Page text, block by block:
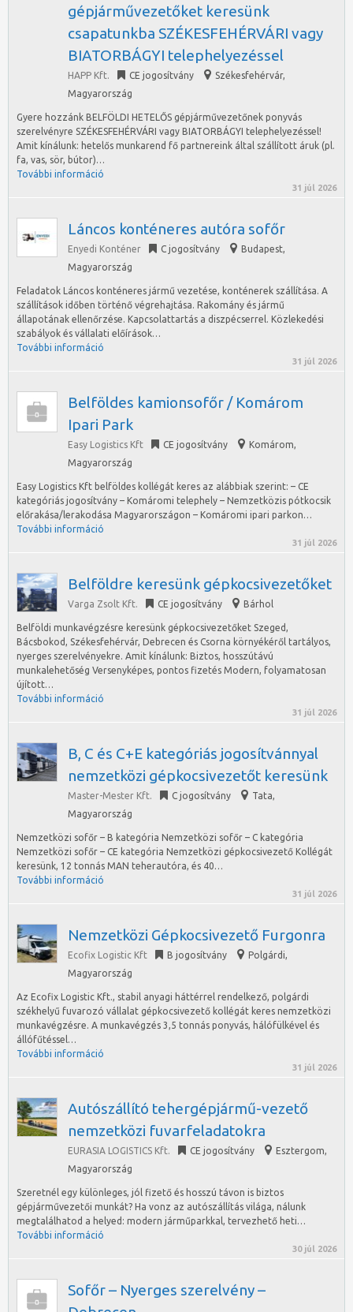
gépjárművezetőket keresünk
csapatunkba SZÉKESFEHÉRVÁRI vagy
BIATORBÁGYI telephelyezéssel
HAPP Kft. CE jogosítvány Székesfehérvár,
Magyarország
Gyere hozzánk BELFÖLDI HETELŐS gépjárművezetőnek ponyvás
szerelvényre SZÉKESFEHÉRVÁRI vagy BIATORBÁGYI telephelyezéssel!
Amit kínálunk: hetelős munkarend fő partnereink által szállított áruk (pl.
fa, vas, sör, bútor)…
További információ
31 júl 2026
Láncos konténeres autóra sofőr
Enyedi Konténer C jogosítvány Budapest,
Magyarország
Feladatok Láncos konténeres jármű vezetése, konténerek szállítása. A
szállítások időben történő végrehajtása. Rakomány és jármű
állapotának ellenőrzése. Kapcsolattartás a diszpécserrel. Közlekedési
szabályok és vállalati előírások…
További információ
31 júl 2026
Belföldes kamionsofőr / Komárom
Ipari Park
Easy Logistics Kft CE jogosítvány Komárom,
Magyarország
Easy Logistics Kft belföldes kollégát keres az alábbiak szerint: – CE
kategóriás jogosítvány – Komáromi telephely – Nemzetközis pótkocsik
előrakása/lerakodása Magyarországon – Komáromi ipari parkon…
További információ
31 júl 2026
Belföldre keresünk gépkocsivezetőket
Varga Zsolt Kft. CE jogosítvány Bárhol
Belföldi munkavégzésre keresünk gépkocsivezetőket Szeged,
Bácsbokod, Székesfehérvár, Debrecen és Csorna környékéről tartályos,
nyerges szerelvényekre. Amit kínálunk: Biztos, hosszútávú
munkalehetőség Versenyképes, pontos fizetés Modern, folyamatosan
újított…
További információ
31 júl 2026
B, C és C+E kategóriás jogosítvánnyal
nemzetközi gépkocsivezetőt keresünk
Master-Mester Kft. C jogosítvány Tata,
Magyarország
Nemzetközi sofőr – B kategória Nemzetközi sofőr – C kategória
Nemzetközi sofőr – CE kategória Nemzetközi gépkocsivezető Kollégát
keresünk, 12 tonnás MAN teherautóra, és 40…
További információ
31 júl 2026
Nemzetközi Gépkocsivezető Furgonra
Ecofix Logistic Kft B jogosítvány Polgárdi,
Magyarország
Az Ecofix Logistic Kft., stabil anyagi háttérrel rendelkező, polgárdi
székhelyű fuvarozó vállalat gépkocsivezető kollégát keres nemzetközi
munkavégzésre. A munkavégzés 3,5 tonnás ponyvás, hálófülkével és
állófűtéssel…
További információ
31 júl 2026
Autószállító tehergépjármű-vezető
nemzetközi fuvarfeladatokra
EURASIA LOGISTICS Kft. CE jogosítvány Esztergom,
Magyarország
Szeretnél egy különleges, jól fizető és hosszú távon is biztos
gépjárművezetői munkát? Ha vonz az autószállítás világa, nálunk
megtalálhatod a helyed: modern járműparkkal, tervezhető heti…
További információ
30 júl 2026
Sofőr – Nyerges szerelvény –